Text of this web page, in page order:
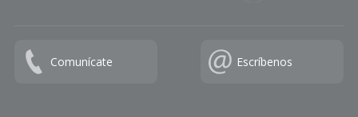
Comunícate Escríbenos